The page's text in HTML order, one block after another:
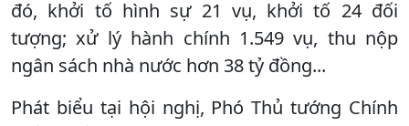
đó, khởi tố hình sự 21 vụ, khởi tố 24 đối
tượng; xử lý hành chính 1.549 vụ, thu nộp
ngân sách nhà nước hơn 38 tỷ đồng...
Phát biểu tại hội nghị, Phó Thủ tướng Chính